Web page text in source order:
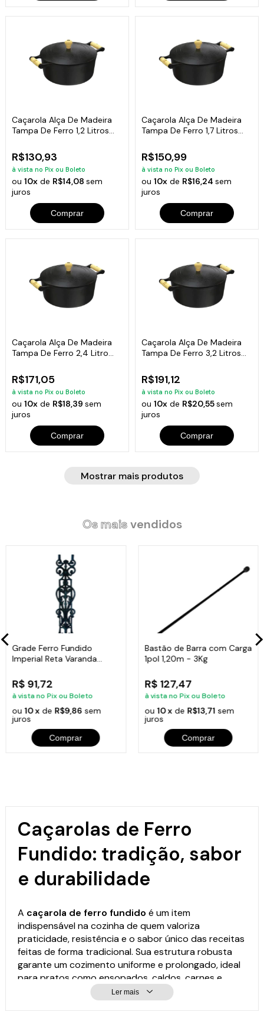
Caçarola Alça De Madeira
Tampa De Ferro 1,2 Litros
R$130,93
à vista no Pix ou Boleto
ou10x de R$14,08sem
juros
Comprar
Caçarola Alça De Madeira
Tampa De Ferro 1,7 Litros
R$150,99
à vista no Pix ou Boleto
ou 10xde R$16,24 sem
juros
Comprar
Caçarola Alça De Madeira
Tampa De Ferro 2,4 Litro
R$171,05
à vista no Pix ou Boleto
ou10x de R$18,39sem
juros
Comprar
Caçarola Alça De Madeira
Tampa De Ferro 3,2 Litros
R$191,12
à vista no Pix ou Boleto
ou 10xde R$20,55sem
juros
Comprar
Mostrar mais produtos
Os maisvendidos
Grade Ferro Fundido
Imperial Reta Varanda
R$ 91,72
à vista no Pix ou Boleto
ou10 x de R$9,86 sem
juros
Comprar
Bastão de Barra com Carga
1pol 1,20m - 3Kg
R$ 127,47
à vista no Pix ou Boleto
ou 10 x de R$13,71 sem
juros
Comprar
Caçarolas de Ferro
Fundido: tradição, sabor
e durabilidade
A caçarola de ferro fundido é um item
indispensável na cozinha de quem valoriza
praticidade, resistência e o sabor único das receitas
feitas de forma tradicional. Sua estrutura robusta
garante um cozimento uniforme e prolongado, ideal
para pratos como ensopados, caldos, carnes e
legumes. Na Panela de Ferro Fundido, você encontra
caçarolas de diversos tamanhos, cores e modelos
Ler mais